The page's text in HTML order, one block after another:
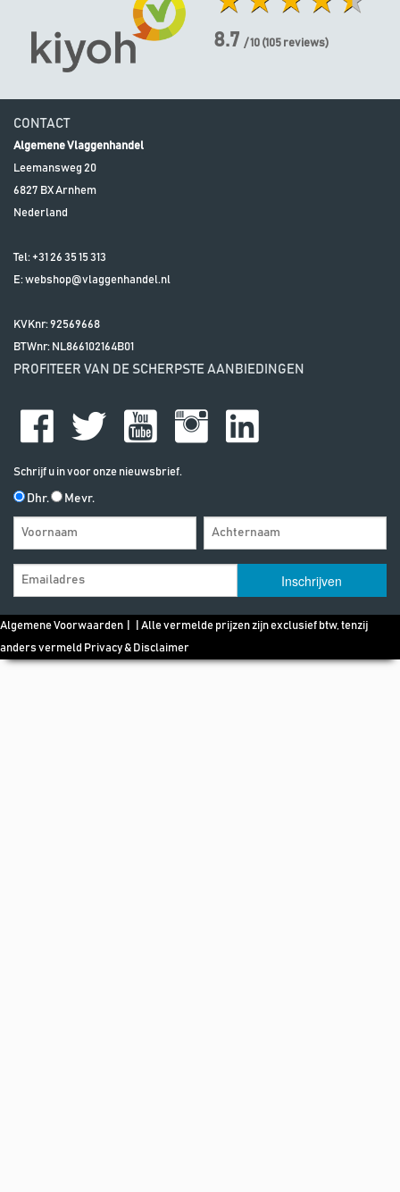
8.7 / 10 (105 reviews)
CONTACT
Algemene Vlaggenhandel
Leemansweg 20
6827 BXArnhem
Nederland
Tel: +31 26 35 15 313
E:webshop@vlaggenhandel.nl
KVKnr: 92569668
BTWnr: NL866102164B01
PROFITEER VAN DE SCHERPSTE AANBIEDINGEN
Schrijf u in voor onze nieuwsbrief.
Dhr. Mevr.
Algemene Voorwaarden | | Alle vermelde prijzen zijn exclusief btw, tenzij
anders vermeld Privacy & Disclaimer